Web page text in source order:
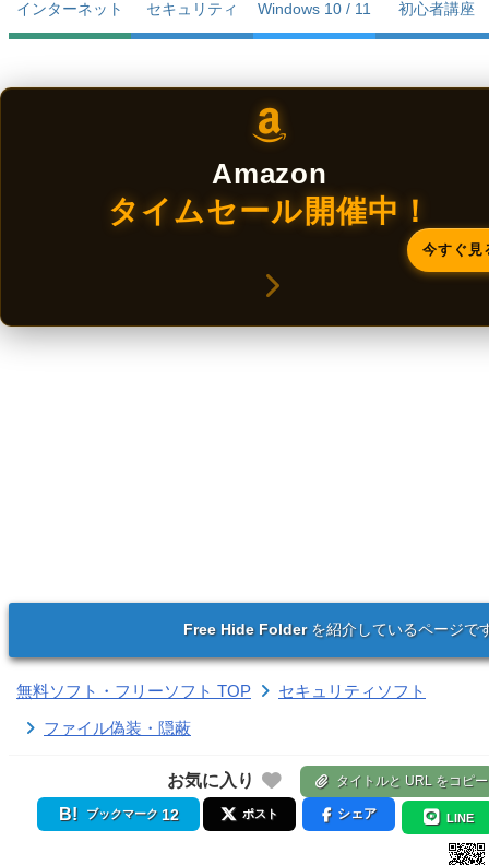
インターネット セキュリティ Windows 10 / 11 初心者講座
Amazon
タイムセール開催中！
今すぐ見
Free Hide Folderを紹介しているページで
無料ソフト・フリーソフト TOP
セキュリティソフト
ファイル偽装・隠蔽
お気に入り タイトルと URL をコピー
ブックマーク 12 ポスト シェア LINE